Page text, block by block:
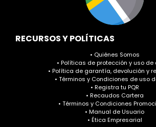
RECURSOS Y POLÍTICAS
• Quiénes Somos
• Políticas de protección y uso de
• Política de garantía, devolución y
• Términos y Condiciones de uso
• Registra tu PQR
• Recaudos Cartera
• Términos y Condiciones
• Manual de Usuario
• Ética Empresarial